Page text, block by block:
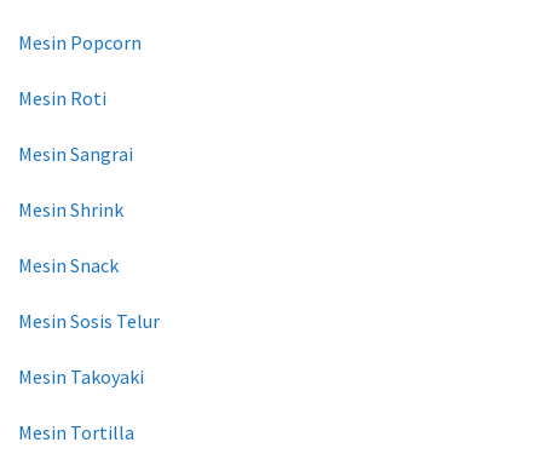
Mesin Popcorn
Mesin Roti
Mesin Sangrai
Mesin Shrink
Mesin Snack
Mesin Sosis Telur
Mesin Takoyaki
Mesin Tortilla